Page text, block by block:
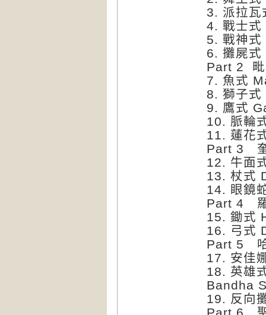
3. 派拉
4. 戰士
5. 戰神
6. 攤屍
Part 2
7. 魚式
8. 獅子
9. 鷹式
10. 脈輪
11. 蓮花
Part 3
12. 牛面
13. 杖式
14. 眼鏡
Part 4
15. 鋤式
16. 弓式
Part 5
17. 安佳
18. 英雄
Bandha
19. 反向